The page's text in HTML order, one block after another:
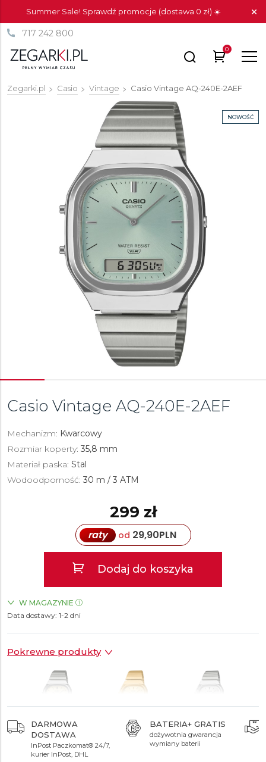
Summer Sale! Sprawdź promocje (dostawa 0 zł) ☀️
717 242 800
0
Zegarki.pl Casio Vintage Casio Vintage AQ-240E-2AEF
NOWOŚĆ
Casio Vintage AQ-240E-2AEF
Mechanizm: Kwarcowy
Rozmiar koperty: 35,8 mm
Materiał paska: Stal
Wodoodporność: 30 m / 3 ATM
299 zł
raty od 29,90PLN
Dodaj do koszyka
W MAGAZYNIE
ZEGARKI.PL Sky Tower Wrocław
ZEGARKI.PL Posnania Poznań
TAK
Data dostawy: 1-2 dni
Pokrewne produkty
299 zł 299 zł
DARMOWA
DOSTAWA
InPost Paczkomat® 24/7,
kurier InPost, DHL
BATERIA+ GRATIS
dożywotnia gwarancja
wymiany baterii